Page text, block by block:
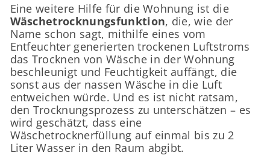
Eine weitere Hilfe für die Wohnung ist die
Wäschetrocknungsfunktion, die, wie der
Name schon sagt, mithilfe eines vom
Entfeuchter generierten trockenen Luftstroms
das Trocknen von Wäsche in der Wohnung
beschleunigt und Feuchtigkeit auffängt, die
sonst aus der nassen Wäsche in die Luft
entweichen würde. Und es ist nicht ratsam,
den Trocknungsprozess zu unterschätzen – es
wird geschätzt, dass eine
Wäschetrocknerfüllung auf einmal bis zu 2
Liter Wasser in den Raum abgibt.